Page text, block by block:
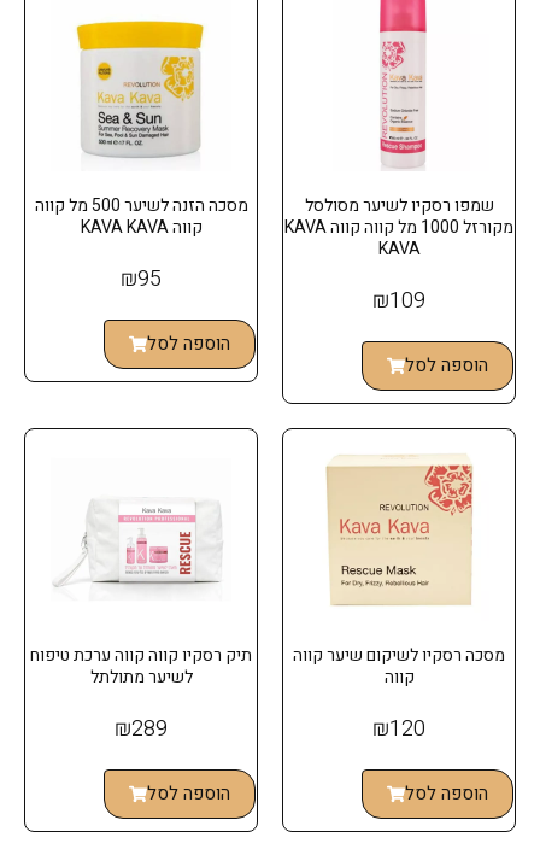
שמפו רסקיו לשיער מסולסל
מקורזל 1000 מל קווה קווה KAVA
KAVA
₪109
הוספה לסל
מסכה הזנה לשיער 500 מל קווה
קווה KAVA KAVA
₪95
הוספה לסל
מסכה רסקיו לשיקום שיער קווה
קווה
₪120
הוספה לסל
תיק רסקיו קווה קווה ערכת טיפוח
לשיער מתולתל
₪289
הוספה לסל